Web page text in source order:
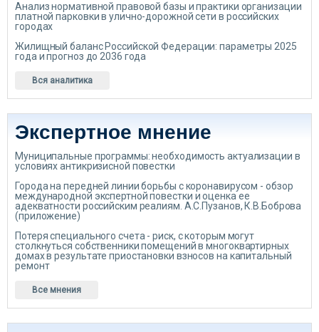
Анализ нормативной правовой базы и практики организации
платной парковки в улично-дорожной сети в российских
городах
Жилищный баланс Российской Федерации: параметры 2025
года и прогноз до 2036 года
Вся аналитика
Экспертное мнение
Муниципальные программы: необходимость актуализации в
условиях антикризисной повестки
Города на передней линии борьбы с коронавирусом - обзор
международной экспертной повестки и оценка ее
адекватности российским реалиям. А.С.Пузанов, К.В.Боброва
(приложение)
Потеря специального счета - риск, с которым могут
столкнуться собственники помещений в многоквартирных
домах в результате приостановки взносов на капитальный
ремонт
Все мнения